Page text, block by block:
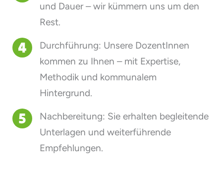
und Dauer – wir kümmern uns um den
Rest.
Durchführung: Unsere DozentInnen
kommen zu Ihnen – mit Expertise,
Methodik und kommunalem
Hintergrund.
Nachbereitung: Sie erhalten begleitende
Unterlagen und weiterführende
Empfehlungen.